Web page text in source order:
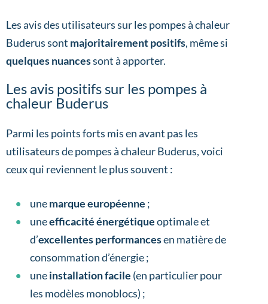
Les avis des utilisateurs sur les pompes à chaleur
Buderus sont majoritairement positifs, même si
quelques nuancessont à apporter.
Les avis positifs sur les pompes à
chaleur Buderus
Parmi les points forts mis en avant pas les
utilisateurs de pompes à chaleur Buderus, voici
ceux qui reviennent le plus souvent :
unemarque européenne ;
uneefficacité énergétiqueoptimale et
d’excellentes performancesen matière de
consommation d’énergie ;
uneinstallation facile (en particulier pour
les modèles monoblocs) ;